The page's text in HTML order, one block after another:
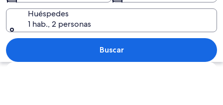
Una playa con sillas de playa
Huéspedes
1 hab., 2 personas
Buscar
Ver mapa